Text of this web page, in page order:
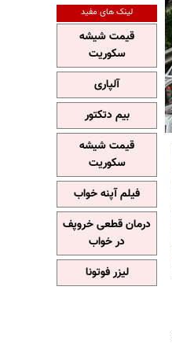
لینک های مفید
قیمت شیشه
سکوریت
آلپاری
بیم دتکتور
قیمت شیشه
سکوریت
فیلم آپنه خواب
درمان قطعی خروپف
در خواب
لیزر فوتونا